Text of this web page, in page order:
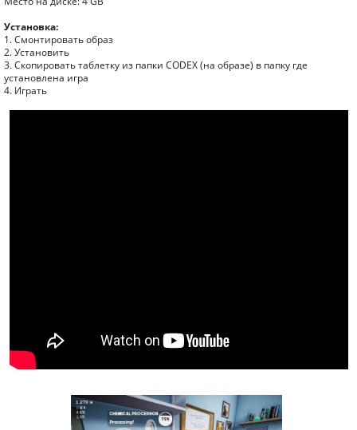
Установка:
1. Смонтировать образ
2. Установить
3. Скопировать таблетку из папки CODEX (на образе) в папку где
установлена игра
4. Играть